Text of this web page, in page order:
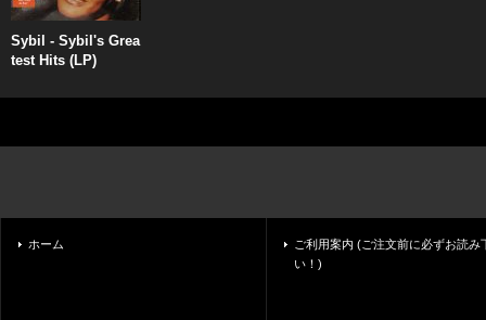
Sybil - Sybil's Grea
test Hits (LP)
ホーム
ご利用案内 (ご注文前に必ずお読み
い！)